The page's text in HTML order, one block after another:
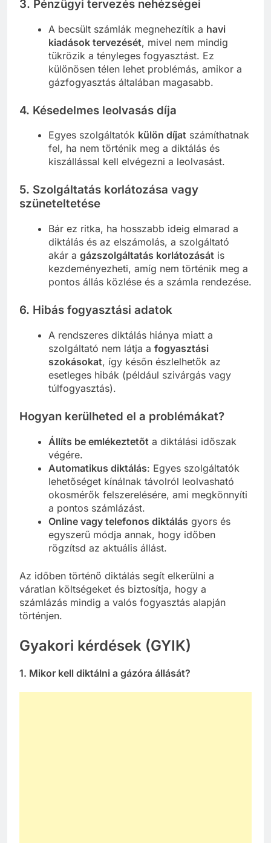
3. Pénzügyi tervezés nehézségei
A becsült számlák megnehezítik a havi
kiadások tervezését, mivel nem mindig
tükrözik a tényleges fogyasztást. Ez
különösen télen lehet problémás, amikor a
gázfogyasztás általában magasabb.
4. Késedelmes leolvasás díja
Egyes szolgáltatók külön díjat számíthatnak
fel, ha nem történik meg a diktálás és
kiszállással kell elvégezni a leolvasást.
5. Szolgáltatás korlátozása vagy
szüneteltetése
Bár ez ritka, ha hosszabb ideig elmarad a
diktálás és az elszámolás, a szolgáltató
akár a gázszolgáltatás korlátozását is
kezdeményezheti, amíg nem történik meg a
pontos állás közlése és a számla rendezése.
6. Hibás fogyasztási adatok
A rendszeres diktálás hiánya miatt a
szolgáltató nem látja a fogyasztási
szokásokat, így későn észlelhetők az
esetleges hibák (például szivárgás vagy
túlfogyasztás).
Hogyan kerülheted el a problémákat?
Állíts be emlékeztetőt a diktálási időszak
végére.
Automatikus diktálás: Egyes szolgáltatók
lehetőséget kínálnak távolról leolvasható
okosmérők felszerelésére, ami megkönnyíti
a pontos számlázást.
Online vagy telefonos diktálás gyors és
egyszerű módja annak, hogy időben
rögzítsd az aktuális állást.
Az időben történő diktálás segít elkerülni a
váratlan költségeket és biztosítja, hogy a
számlázás mindig a valós fogyasztás alapján
történjen.
Gyakori kérdések (GYIK)
1. Mikor kell diktálni a gázóra állását?